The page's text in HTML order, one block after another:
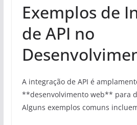
Exemplos de
de API no
A integração de API é
**desenvolvimento web** para
Alguns exemplos comuns